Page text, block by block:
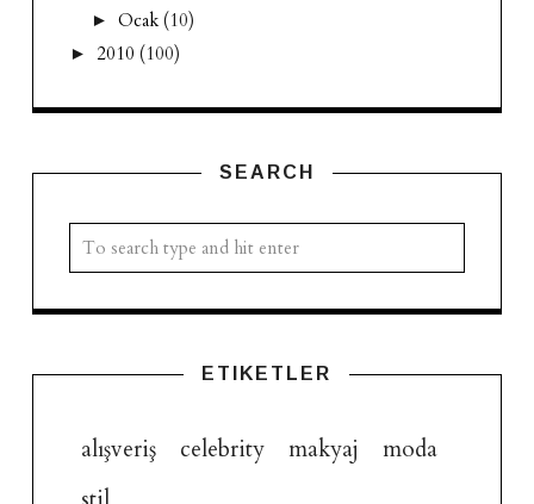
► Ocak (10)
► 2010 (100)
SEARCH
ETIKETLER
alışveriş celebrity makyaj
moda